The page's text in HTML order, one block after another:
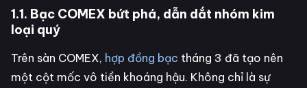
1.1. Bạc COMEX bứt phá, dẫn dắt nhóm kim
loại quý
Trên sàn COMEX, hợp đồng bạc tháng 3 đã tạo nên
một cột mốc vô tiền khoáng hậu. Không chỉ là sự